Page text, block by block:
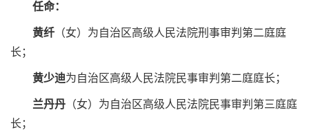
任命：
黄纤 （女）为自治区高级人民法院刑事审判第二庭庭
长；
黄少迪为自治区高级人民法院民事审判第二庭庭长；
兰丹丹 （女）为自治区高级人民法院民事审判第三庭庭
长；